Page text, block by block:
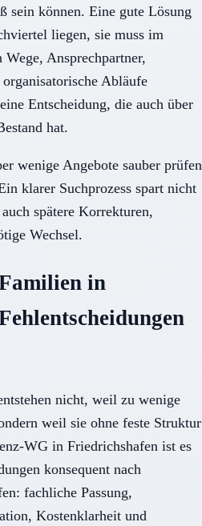
sein können. Eine gute Lösung
liegen, sie muss im
Ansprechpartner,
Abläufe
Entscheidung, die auch über
hat.
wenige Angebote sauber prüfen
klarer Suchprozess spart nicht
spätere Korrekturen,
Wechsel.
in
nicht, weil zu wenige
weil sie ohne feste Struktur
WG in Friedrichshafen ist es
konsequent nach
fachliche Passung,
Kostenklarheit und